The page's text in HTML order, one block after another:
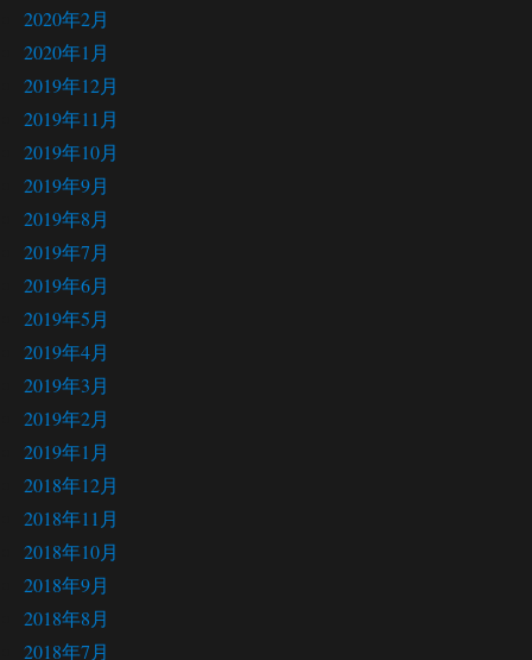
2020年2月
2020年1月
2019年12月
2019年11月
2019年10月
2019年9月
2019年8月
2019年7月
2019年6月
2019年5月
2019年4月
2019年3月
2019年2月
2019年1月
2018年12月
2018年11月
2018年10月
2018年9月
2018年8月
2018年7月